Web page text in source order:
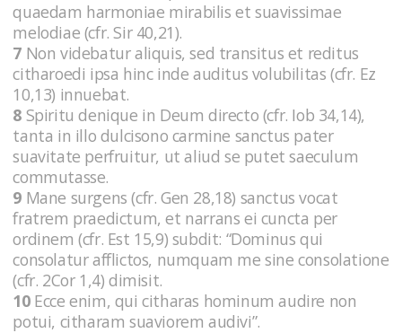
quaedam harmoniae mirabilis et suavissimae
melodiae (cfr. Sir 40,21).
7 Non videbatur aliquis, sed transitus et reditus
citharoedi ipsa hinc inde auditus volubilitas (cfr. Ez
10,13) innuebat.
8 Spiritu denique in Deum directo (cfr. Iob 34,14),
tanta in illo dulcisono carmine sanctus pater
suavitate perfruitur, ut aliud se putet saeculum
commutasse.
9 Mane surgens (cfr. Gen 28,18) sanctus vocat
fratrem praedictum, et narrans ei cuncta per
ordinem (cfr. Est 15,9) subdit: “Dominus qui
consolatur afflictos, numquam me sine consolatione
(cfr. 2Cor 1,4) dimisit.
10Ecce enim, qui citharas hominum audire non
potui, citharam suaviorem audivi”.